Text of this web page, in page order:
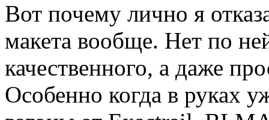
Вот почему лично я
макета вообще. Нет по
качественного, а даже
Особенно когда в руках